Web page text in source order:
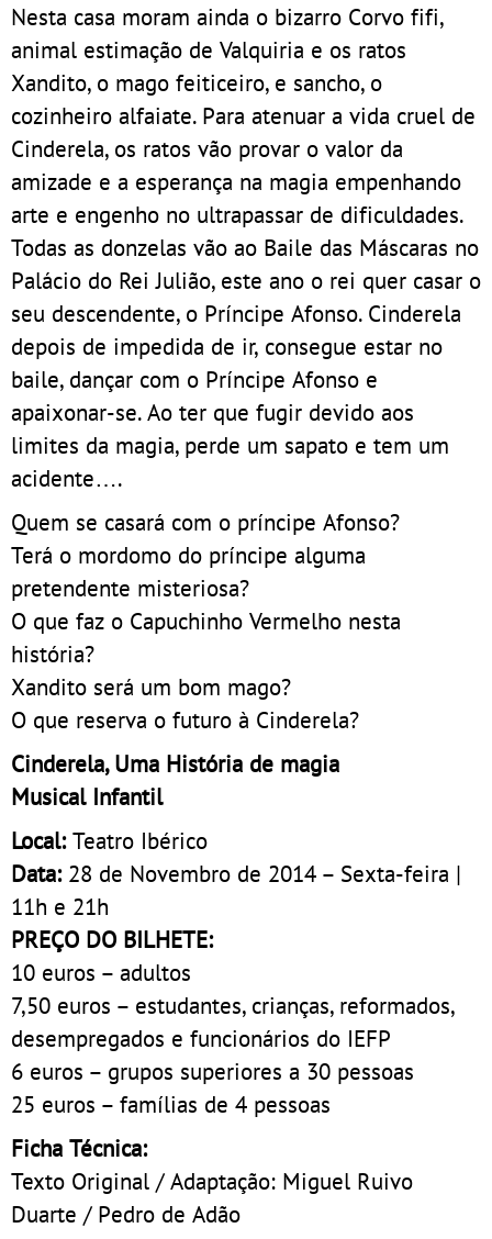
Nesta casa moram ainda o bizarro Corvo fifi,
animal estimação de Valquiria e os ratos
Xandito, o mago feiticeiro, e sancho, o
cozinheiro alfaiate. Para atenuar a vida cruel de
Cinderela, os ratos vão provar o valor da
amizade e a esperança na magia empenhando
arte e engenho no ultrapassar de dificuldades.
Todas as donzelas vão ao Baile das Máscaras no
Palácio do Rei Julião, este ano o rei quer casar o
seu descendente, o Príncipe Afonso. Cinderela
depois de impedida de ir, consegue estar no
baile, dançar com o Príncipe Afonso e
apaixonar-se. Ao ter que fugir devido aos
limites da magia, perde um sapato e tem um
acidente….
Quem se casará com o príncipe Afonso?
Terá o mordomo do príncipe alguma
pretendente misteriosa?
O que faz o Capuchinho Vermelho nesta
história?
Xandito será um bom mago?
O que reserva o futuro à Cinderela?
Cinderela, Uma História de magia
Musical Infantil
Local:Teatro Ibérico
Data: 28 de Novembro de 2014 – Sexta-feira |
11h e 21h
PREÇO DO BILHETE:
10 euros – adultos
7,50 euros – estudantes, crianças, reformados,
desempregados e funcionários do IEFP
6 euros – grupos superiores a 30 pessoas
25 euros – famílias de 4 pessoas
Ficha Técnica:
Texto Original / Adaptação: Miguel Ruivo
Duarte / Pedro de Adão